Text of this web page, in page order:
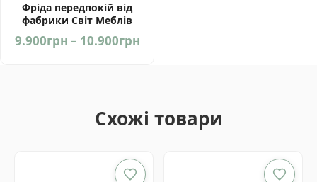
Фріда передпокій від
фабрики Світ Меблів
Україна
9.900грн – 10.900грнPrice
Схожі товари